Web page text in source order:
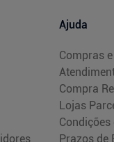
Ajuda
Compras
Compra
Lojas
Prazos de